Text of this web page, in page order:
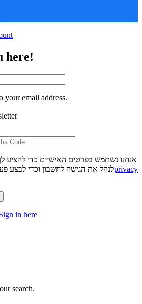
here!
your email address.
אנחנו נשתמש בפרטים האישיים כדי להציע
לנהל את הגישה לחשבון וכדי לבצעprivacy
in here
search.